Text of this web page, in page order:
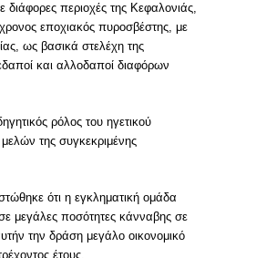
περιοχές της Κεφαλονιάς,
εποχιακός πυροσβέστης, με
ως βασικά στελέχη της
και αλλοδαποί διαφόρων
ρόλος του ηγετικού
της συγκεκριμένης
ότι η εγκληματική ομάδα
μεγάλες ποσότητες κάνναβης σε
την δράση μεγάλο οικονομικό
έτους.